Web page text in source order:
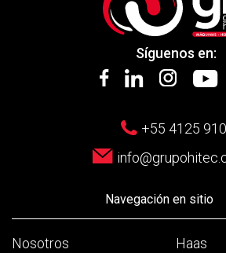
Síguenos en:
+55 4125
Navegación en sitio
Nosotros
Haas